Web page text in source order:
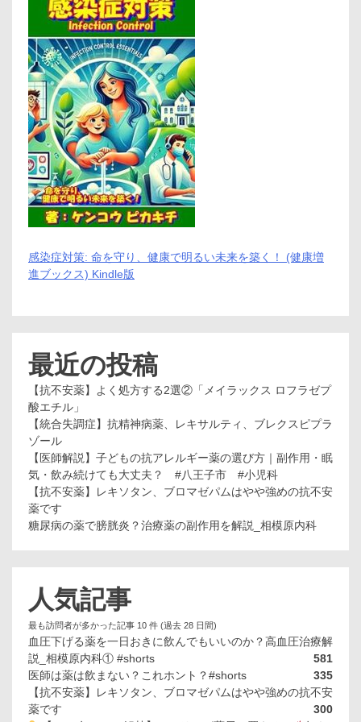
感染症対策: 命を守り、健康で明るい未来を築く！ (健康増
進ブックス) Kindle版
最近の投稿
【抗不安薬】よく処方する2選②「メイラックス ロフラゼプ
酸エチル」
【統合失調症】抗精神病薬、レキサルティ、ブレクスピプラ
ゾール
【医師解説】子どもの抗アレルギー薬の選び方｜副作用・眠
気・飲み続けても大丈夫？ #八王子市 #小児科
【抗不安薬】レキソタン、ブロマゼパムはやや強めの抗不安
薬です
糖尿病の薬で膀胱炎？治療薬の副作用を解説_相模原内科
人気記事
最も訪問者が多かった記事 10 件 (過去 28 日間)
血圧下げる薬を一日おきに飲んでもいいのか？高血圧治療解
説_相模原内科① #shorts
581
医師は薬は飲まない？これホント？#shorts
335
【抗不安薬】レキソタン、ブロマゼパムはやや強めの抗不安
薬です
300